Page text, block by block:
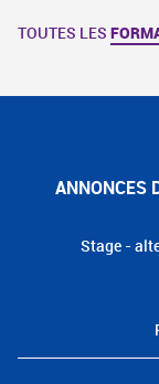
TOUTES LES
ANNONCES
Stage -